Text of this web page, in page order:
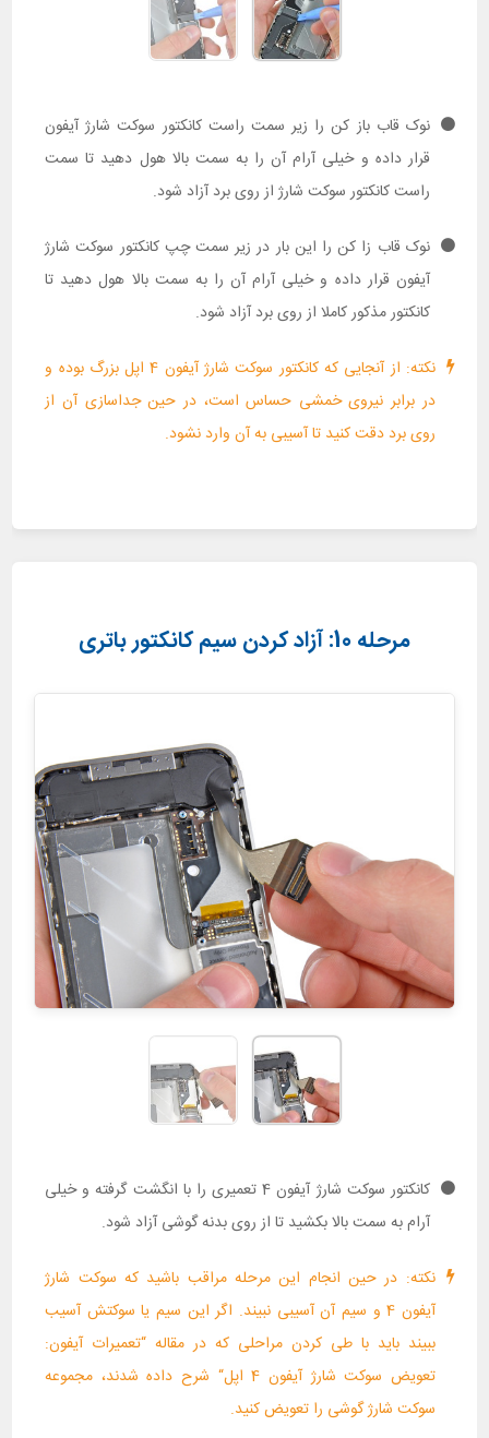
نوک قاب باز کن را زیر سمت راست کانکتور سوکت شارژ آیفون
قرار داده و خیلی آرام آن را به سمت بالا هول دهید تا سمت
راست کانکتور سوکت شارژ از روی برد آزاد شود.
نوک قاب زا کن را این بار در زیر سمت چپ کانکتور سوکت شارژ
آیفون قرار داده و خیلی آرام آن را به سمت بالا هول دهید تا
کانکتور مذکور کاملا از روی برد آزاد شود.
نکته: از آنجایی که کانکتور سوکت شارژ آیفون 4 اپل بزرگ بوده و
در برابر نیروی خمشی حساس است، در حین جداسازی آن از
روی برد دقت کنید تا آسیبی به آن وارد نشود.
مرحله 10: آزاد کردن سیم کانکتور باتری
کانکتور سوکت شارژ آیفون 4 تعمیری را با انگشت گرفته و خیلی
آرام به سمت بالا بکشید تا از روی بدنه گوشی آزاد شود.
نکته: در حین انجام این مرحله مراقب باشید که سوکت شارژ
آیفون 4 و سیم آن آسیبی نبیند. اگر این سیم یا سوکتش آسیب
ببیند باید با طی کردن مراحلی که در مقاله “تعمیرات آیفون:
تعویض سوکت شارژ آیفون 4 اپل“ شرح داده شدند، مجموعه
سوکت شارژ گوشی را تعویض کنید.